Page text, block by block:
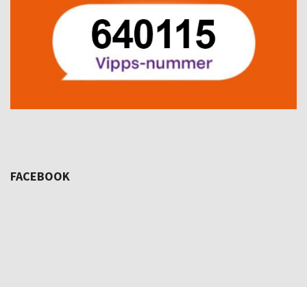
FACEBOOK